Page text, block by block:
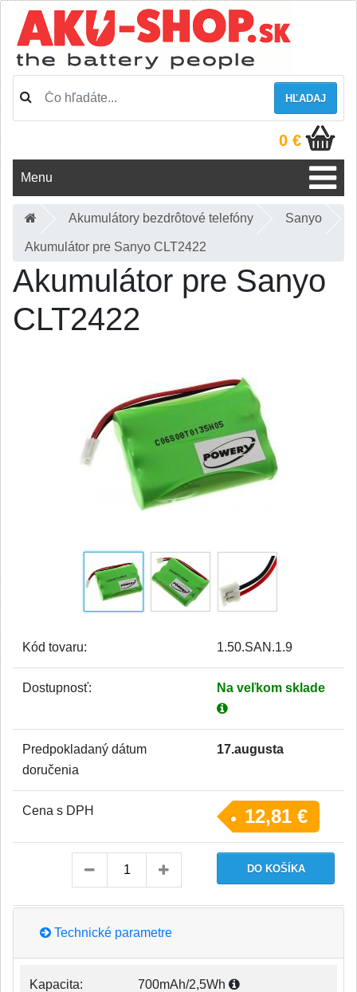
HĽADAJ
0 €
Menu
Akumulátory bezdrôtové telefóny Sanyo
Akumulátor pre Sanyo CLT2422
Akumulátor pre Sanyo
CLT2422
Kód tovaru: 1.50.SAN.1.9
Dostupnosť: Na veľkom sklade
Predpokladaný dátum
doručenia
17.augusta
Cena s DPH 12,81 €
Technické parametre
Kapacita: 700mAh/2,5Wh